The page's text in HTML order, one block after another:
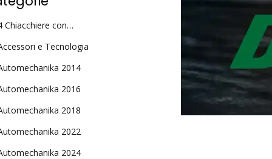
Chiacchiere con…
e Tecnologia
2014
2016
2018
2022
2024